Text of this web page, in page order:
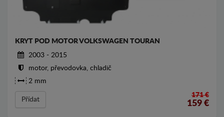
KRYT POD MOTOR VOLKSWAGEN TOURAN
2003 - 2015
motor, převodovka, chladič
2 mm
Přídat
171 €
159 €